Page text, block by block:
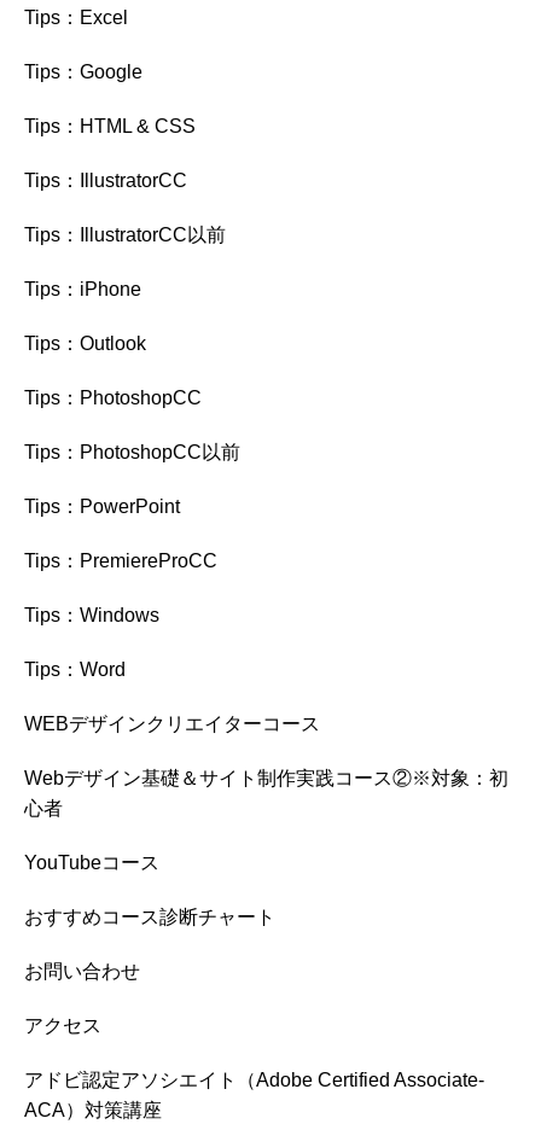
Tips：Excel
Tips：Google
Tips：HTML & CSS
Tips：IllustratorCC
Tips：IllustratorCC以前
Tips：iPhone
Tips：Outlook
Tips：PhotoshopCC
Tips：PhotoshopCC以前
Tips：PowerPoint
Tips：PremiereProCC
Tips：Windows
Tips：Word
WEBデザインクリエイターコース
Webデザイン基礎＆サイト制作実践コース②※対象：初
心者
YouTubeコース
おすすめコース診断チャート
お問い合わせ
アクセス
アドビ認定アソシエイト（Adobe Certified Associate-
ACA）対策講座